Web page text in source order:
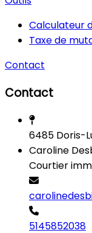
Calculateur
Taxe de
Contact
Contact
6485 Doris-
Caroline
Courtier
5145852038